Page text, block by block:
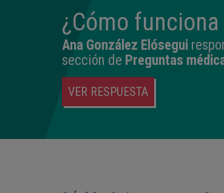
¿Cómo
Ana González Elósegui
sección de Preguntas
VER RESPUESTA